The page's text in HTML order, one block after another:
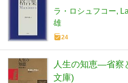
ラ・ロシュフコー
雄
24
人生の知恵―省察
文庫)